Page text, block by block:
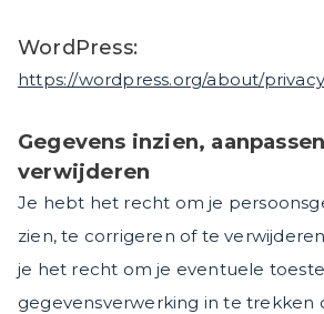
WordPress:
https://wordpress.org/about/
Gegevens inzien,
verwijderen
Je hebt het recht om je
zien, te corrigeren of te
je het recht om je eventuele
gegevensverwerking in te trekken